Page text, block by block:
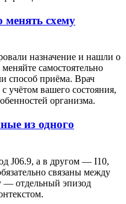
менять схему
назначение и нашли о
самостоятельно
способ приёма. Врач
учётом вашего состояния,
организма.
из одного
J06.9, а в другом — I10,
связаны между
— отдельный эпизод